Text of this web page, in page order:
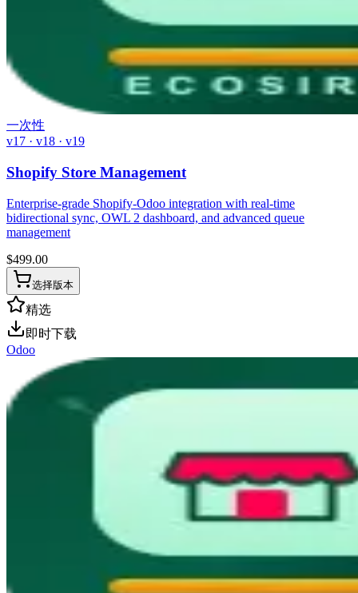
一次性
v17 · v18 · v19
Shopify Store Management
Enterprise-grade Shopify-Odoo integration with real-time
bidirectional sync, OWL 2 dashboard, and advanced queue
management
$499.00
选择版本
精选
即时下载
Odoo